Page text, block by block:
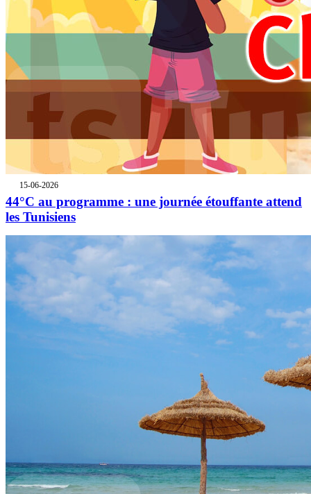
15-06-2026
44°C au programme : une journée étouffante attend
les Tunisiens